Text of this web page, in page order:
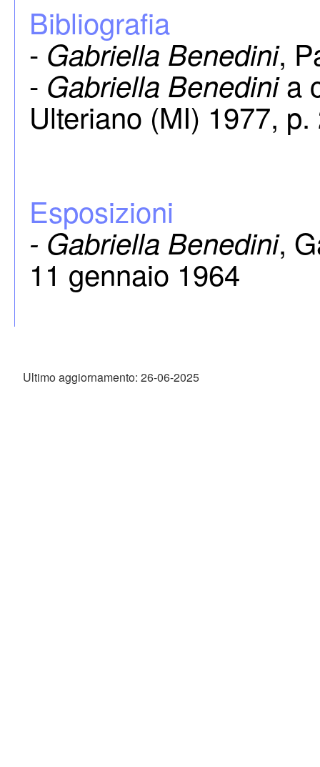
Bibliografia
- Gabriella Benedini,
- Gabriella Benedinia
Ulteriano (MI) 1977, p.
Esposizioni
- Gabriella Benedini,
11 gennaio 1964
Ultimo aggiornamento: 26-06-2025